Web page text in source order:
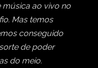
música ao vivo no
Mas temos
conseguido
de poder
do meio.